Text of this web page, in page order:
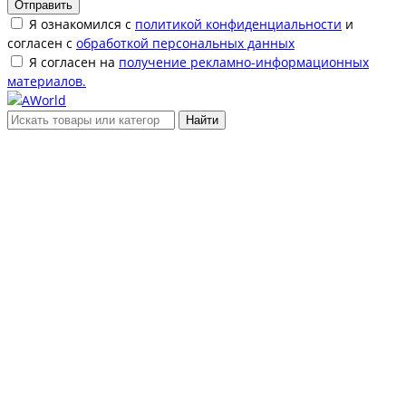
Отправить
Я ознакомился с политикой конфиденциальности и
согласен с обработкой персональных данных
Я согласен на получение рекламно-информационных
материалов.
Найти